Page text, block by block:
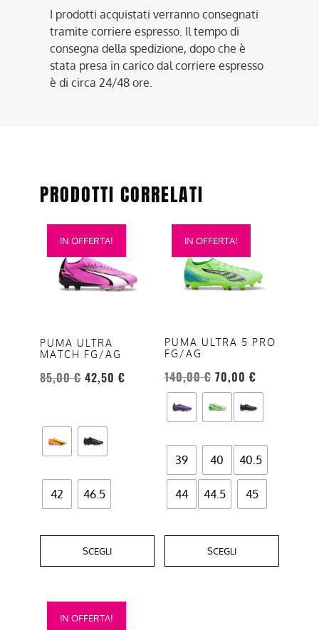
I prodotti acquistati verranno consegnati
tramite corriere espresso. Il tempo di
consegna della spedizione, dopo che è
stata presa in carico dal corriere espresso
è di circa 24/48 ore.
PRODOTTI CORRELATI
IN OFFERTA!
PUMA ULTRA
MATCH FG/AG
85,00€ 42,50 €
42 46.5
SCEGLI
Questo
prodotto
opzioni
possono
essere
pagina
del
IN OFFERTA!
PUMA ULTRA 5 PRO
FG/AG
140,00€ 70,00 €
39 40 40.5
44 44.5 45
SCEGLI
Questo
prodotto
opzioni
possono
essere
scelte
nella
del
prodotto
IN OFFERTA!
Questo
prodotto